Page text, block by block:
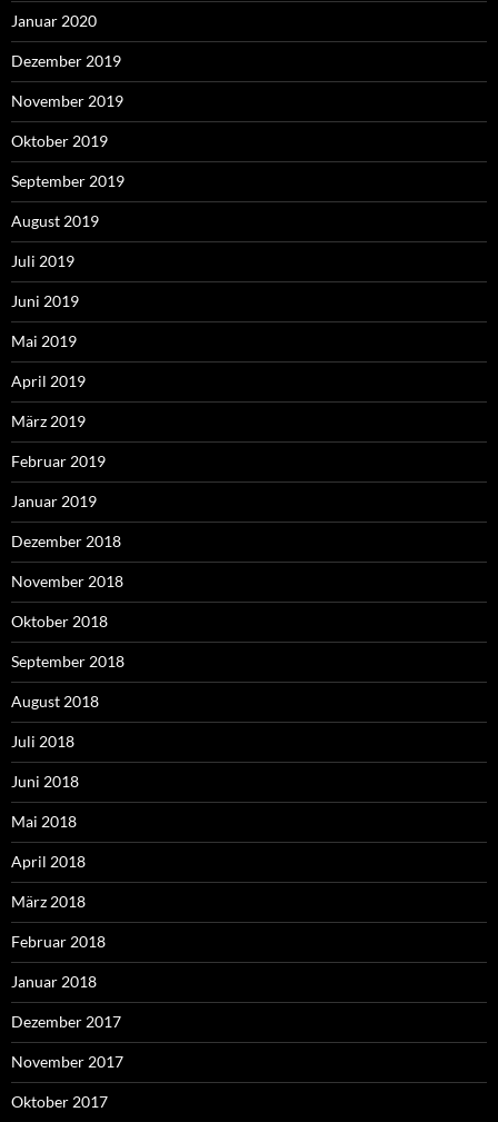
Januar 2020
Dezember 2019
November 2019
Oktober 2019
September 2019
August 2019
Juli 2019
Juni 2019
Mai 2019
April 2019
März 2019
Februar 2019
Januar 2019
Dezember 2018
November 2018
Oktober 2018
September 2018
August 2018
Juli 2018
Juni 2018
Mai 2018
April 2018
März 2018
Februar 2018
Januar 2018
Dezember 2017
November 2017
Oktober 2017